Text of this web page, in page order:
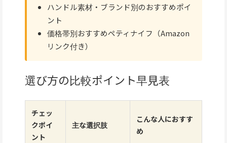
ハンドル素材・ブランド別のおすすめポイ
ント
価格帯別おすすめペティナイフ（Amazon
リンク付き）
選び方の比較ポイント早見表
チェッ
クポイ
ント
主な選択肢
こんな人におすす
め